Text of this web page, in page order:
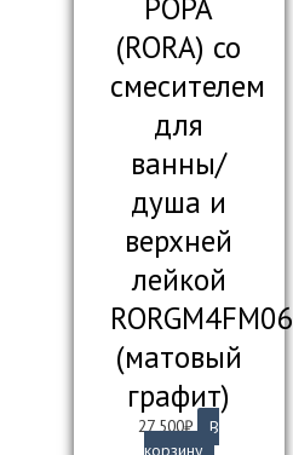
РОРА
(RORA) со
смесителем
для
ванны/
душа и
верхней
лейкой
RORGM4FM06
(матовый
графит)
27 500₽
В
корзину